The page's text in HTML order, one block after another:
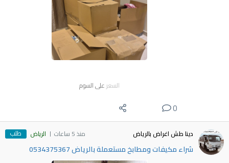
السعر على السوم
0
دينا طش اغراض بالرياض منذ 5 ساعات الرياض طلب
شراء مكيفات ومطابخ مستعملة بالرياض 0534375367